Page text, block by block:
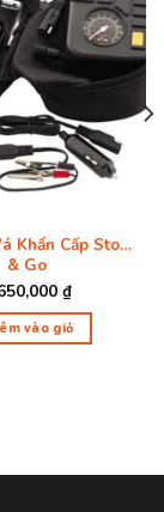
Khẩn Cấp Stop
& Go
₫
vào giỏ